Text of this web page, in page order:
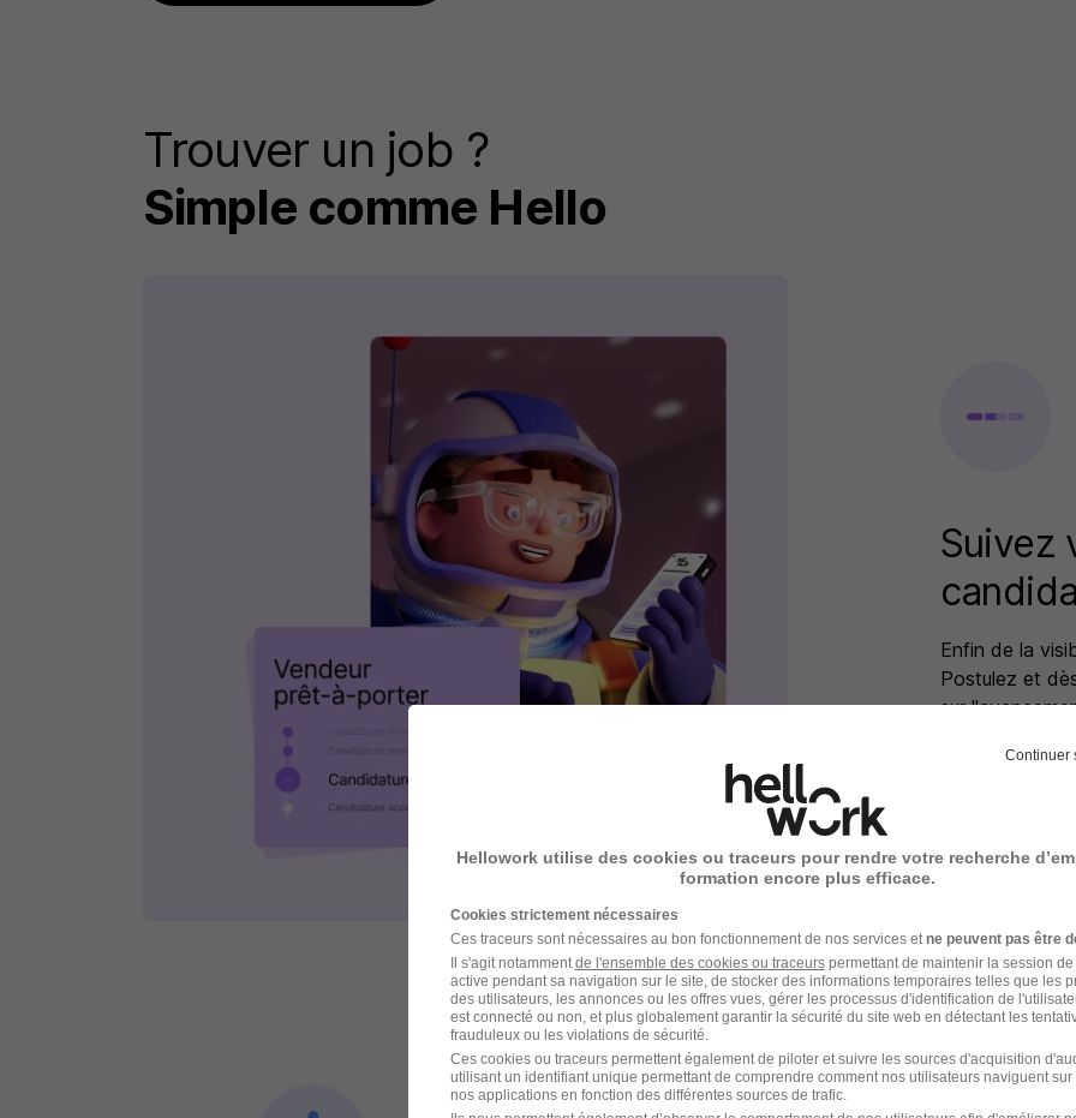
Trouver un job ?
Simple comme Hello
Suivez
Enfin de la
Postulez et
sur
Continuer
Hellowork utilise des cookies ou traceurs pour rendre votre recherche
formation encore plus efficace.
Cookies strictement nécessaires
Ces traceurs sont nécessaires au bon fonctionnement de nos services et ne peuvent pas être
Il s'agit notamment de l'ensemble des cookies ou traceurspermettant de maintenir la session
active pendant sa navigation sur le site, de stocker des informations temporaires telles que les
des utilisateurs, les annonces ou les offres vues, gérer les processus d'identification de
est connecté ou non, et plus globalement garantir la sécurité du site web en détectant les
frauduleux ou les violations de sécurité.
Ces cookies ou traceurs permettent également de piloter et suivre les sources d'acquisition
utilisant un identifiant unique permettant de comprendre comment nos utilisateurs naviguent sur
nos applications en fonction des différentes sources de trafic.